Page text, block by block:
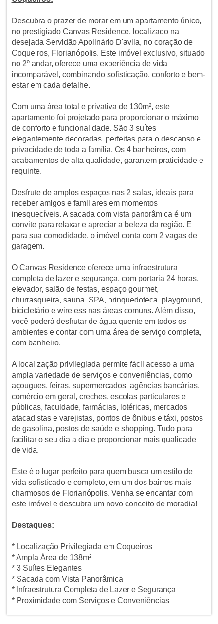
Descubra o prazer de morar em um apartamento único,
no prestigiado Canvas Residence, localizado na
desejada Servidão Apolinário D'avila, no coração de
Coqueiros, Florianópolis. Este imóvel exclusivo, situado
no 2º andar, oferece uma experiência de vida
incomparável, combinando sofisticação, conforto e bem-
estar em cada detalhe.
Com uma área total e privativa de 130m², este
apartamento foi projetado para proporcionar o máximo
de conforto e funcionalidade. São 3 suítes
elegantemente decoradas, perfeitas para o descanso e
privacidade de toda a família. Os 4 banheiros, com
acabamentos de alta qualidade, garantem praticidade e
requinte.
Desfrute de amplos espaços nas 2 salas, ideais para
receber amigos e familiares em momentos
inesquecíveis. A sacada com vista panorâmica é um
convite para relaxar e apreciar a beleza da região. E
para sua comodidade, o imóvel conta com 2 vagas de
garagem.
O Canvas Residence oferece uma infraestrutura
completa de lazer e segurança, com portaria 24 horas,
elevador, salão de festas, espaço gourmet,
churrasqueira, sauna, SPA, brinquedoteca, playground,
bicicletário e wireless nas áreas comuns. Além disso,
você poderá desfrutar de água quente em todos os
ambientes e contar com uma área de serviço completa,
com banheiro.
A localização privilegiada permite fácil acesso a uma
ampla variedade de serviços e conveniências, como
açougues, feiras, supermercados, agências bancárias,
comércio em geral, creches, escolas particulares e
públicas, faculdade, farmácias, lotéricas, mercados
atacadistas e varejistas, pontos de ônibus e táxi, postos
de gasolina, postos de saúde e shopping. Tudo para
facilitar o seu dia a dia e proporcionar mais qualidade
de vida.
Este é o lugar perfeito para quem busca um estilo de
vida sofisticado e completo, em um dos bairros mais
charmosos de Florianópolis. Venha se encantar com
este imóvel e descubra um novo conceito de moradia!
Destaques:
* Localização Privilegiada em Coqueiros
* Ampla Área de 138m²
* 3 Suítes Elegantes
* Sacada com Vista Panorâmica
* Infraestrutura Completa de Lazer e Segurança
* Proximidade com Serviços e Conveniências